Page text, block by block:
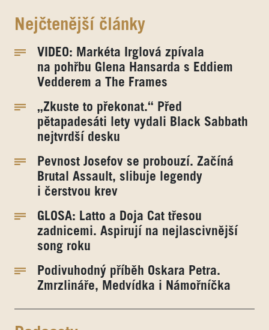
Nejčtenější články
VIDEO: Markéta Irglová zpívala
na pohřbu Glena Hansarda s Eddiem
Vedderem a The Frames
„Zkuste to překonat.“ Před
pětapadesáti lety vydali Black Sabbath
nejtvrdší desku
Pevnost Josefov se probouzí. Začíná
Brutal Assault, slibuje legendy
i čerstvou krev
GLOSA: Latto a Doja Cat třesou
zadnicemi. Aspirují na nejlascivnější
song roku
Podivuhodný příběh Oskara Petra.
Zmrzlináře, Medvídka i Námořníčka